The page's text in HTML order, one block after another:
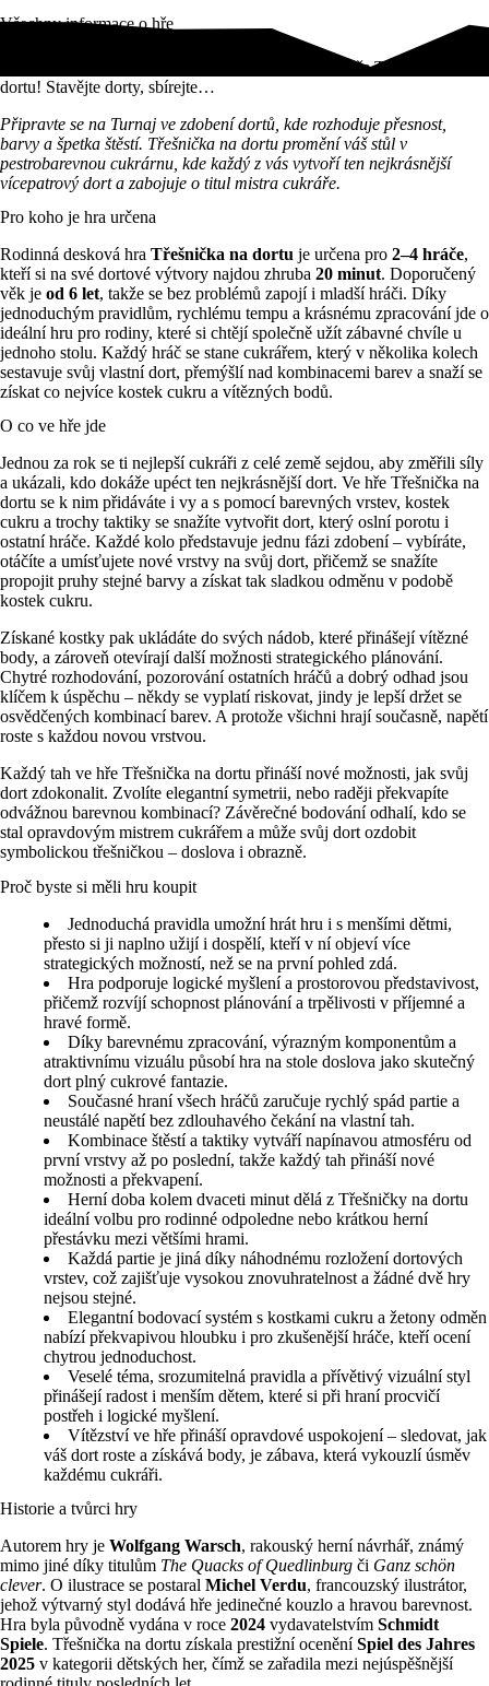
Všechny informace o hře
Zúčastněte se Turnaje ve zdobení dortů v deskové hře Třešnička na
dortu! Stavějte dorty, sbírejte…
Připravte se na Turnaj ve zdobení dortů, kde rozhoduje přesnost,
barvy a špetka štěstí. Třešnička na dortu promění váš stůl v
pestrobarevnou cukrárnu, kde každý z vás vytvoří ten nejkrásnější
vícepatrový dort a zabojuje o titul mistra cukráře.
Pro koho je hra určena
Rodinná desková hra Třešnička na dortu je určena pro 2–4 hráče,
kteří si na své dortové výtvory najdou zhruba 20 minut. Doporučený
věk je od 6 let, takže se bez problémů zapojí i mladší hráči. Díky
jednoduchým pravidlům, rychlému tempu a krásnému zpracování jde o
ideální hru pro rodiny, které si chtějí společně užít zábavné chvíle u
jednoho stolu. Každý hráč se stane cukrářem, který v několika kolech
sestavuje svůj vlastní dort, přemýšlí nad kombinacemi barev a snaží se
získat co nejvíce kostek cukru a vítězných bodů.
O co ve hře jde
Jednou za rok se ti nejlepší cukráři z celé země sejdou, aby změřili síly
a ukázali, kdo dokáže upéct ten nejkrásnější dort. Ve hře Třešnička na
dortu se k nim přidáváte i vy a s pomocí barevných vrstev, kostek
cukru a trochy taktiky se snažíte vytvořit dort, který oslní porotu i
ostatní hráče. Každé kolo představuje jednu fázi zdobení – vybíráte,
otáčíte a umísťujete nové vrstvy na svůj dort, přičemž se snažíte
propojit pruhy stejné barvy a získat tak sladkou odměnu v podobě
kostek cukru.
Získané kostky pak ukládáte do svých nádob, které přinášejí vítězné
body, a zároveň otevírají další možnosti strategického plánování.
Chytré rozhodování, pozorování ostatních hráčů a dobrý odhad jsou
klíčem k úspěchu – někdy se vyplatí riskovat, jindy je lepší držet se
osvědčených kombinací barev. A protože všichni hrají současně, napětí
roste s každou novou vrstvou.
Každý tah ve hře Třešnička na dortu přináší nové možnosti, jak svůj
dort zdokonalit. Zvolíte elegantní symetrii, nebo raději překvapíte
odvážnou barevnou kombinací? Závěrečné bodování odhalí, kdo se
stal opravdovým mistrem cukrářem a může svůj dort ozdobit
symbolickou třešničkou – doslova i obrazně.
Proč byste si měli hru koupit
Jednoduchá pravidla umožní hrát hru i s menšími dětmi,
přesto si ji naplno užijí i dospělí, kteří v ní objeví více
strategických možností, než se na první pohled zdá.
Hra podporuje logické myšlení a prostorovou představivost,
přičemž rozvíjí schopnost plánování a trpělivosti v příjemné a
hravé formě.
Díky barevnému zpracování, výrazným komponentům a
atraktivnímu vizuálu působí hra na stole doslova jako skutečný
dort plný cukrové fantazie.
Současné hraní všech hráčů zaručuje rychlý spád partie a
neustálé napětí bez zdlouhavého čekání na vlastní tah.
Kombinace štěstí a taktiky vytváří napínavou atmosféru od
první vrstvy až po poslední, takže každý tah přináší nové
možnosti a překvapení.
Herní doba kolem dvaceti minut dělá z Třešničky na dortu
ideální volbu pro rodinné odpoledne nebo krátkou herní
přestávku mezi většími hrami.
Každá partie je jiná díky náhodnému rozložení dortových
vrstev, což zajišťuje vysokou znovuhratelnost a žádné dvě hry
nejsou stejné.
Elegantní bodovací systém s kostkami cukru a žetony odměn
nabízí překvapivou hloubku i pro zkušenější hráče, kteří ocení
chytrou jednoduchost.
Veselé téma, srozumitelná pravidla a přívětivý vizuální styl
přinášejí radost i menším dětem, které si při hraní procvičí
postřeh i logické myšlení.
Vítězství ve hře přináší opravdové uspokojení – sledovat, jak
váš dort roste a získává body, je zábava, která vykouzlí úsměv
každému cukráři.
Historie a tvůrci hry
Autorem hry je Wolfgang Warsch, rakouský herní návrhář, známý
mimo jiné díky titulům The Quacks of Quedlinburg či Ganz schön
clever. O ilustrace se postaral Michel Verdu, francouzský ilustrátor,
jehož výtvarný styl dodává hře jedinečné kouzlo a hravou barevnost.
Hra byla původně vydána v roce 2024 vydavatelstvím Schmidt
Spiele. Třešnička na dortu získala prestižní oceněníSpiel des Jahres
2025 v kategorii dětských her, čímž se zařadila mezi nejúspěšnější